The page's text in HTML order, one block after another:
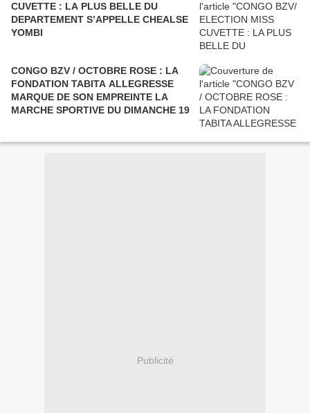
CUVETTE : LA PLUS BELLE DU
DEPARTEMENT S’APPELLE CHEALSE
YOMBI
CONGO BZV / OCTOBRE ROSE : LA
FONDATION TABITA ALLEGRESSE
MARQUE DE SON EMPREINTE LA
MARCHE SPORTIVE DU DIMANCHE 19
Publicité